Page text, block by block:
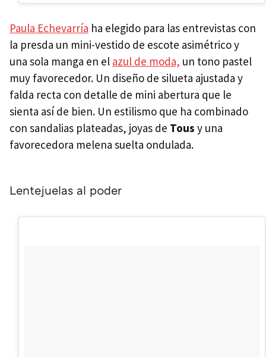
Paula Echevarría ha elegido para las entrevistas con
la presda un mini-vestido de escote asimétrico y
una sola manga en el azul de moda, un tono pastel
muy favorecedor. Un diseño de silueta ajustada y
falda recta con detalle de mini abertura que le
sienta así de bien. Un estilismo que ha combinado
con sandalias plateadas, joyas de Tous y una
favorecedora melena suelta ondulada.
Lentejuelas al poder